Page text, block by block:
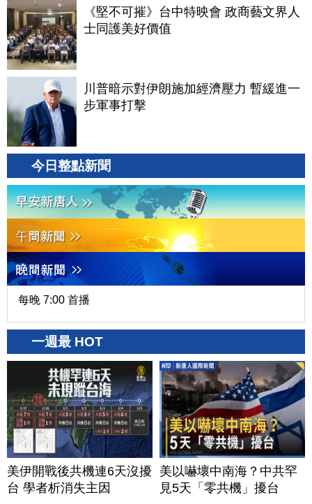
《堅不可摧》台中特映會 政商藝文界人
士同護美好價值
川普暗示對伊朗施加經濟壓力 暫緩進一
步軍事打擊
今日整點新聞
每晚 7:00 首播
一週最 HOT
美伊開戰後共機連6天沒擾
台 學者析消失主因
美以嚇壞中南海？中共罕
見5天「零共機」擾台